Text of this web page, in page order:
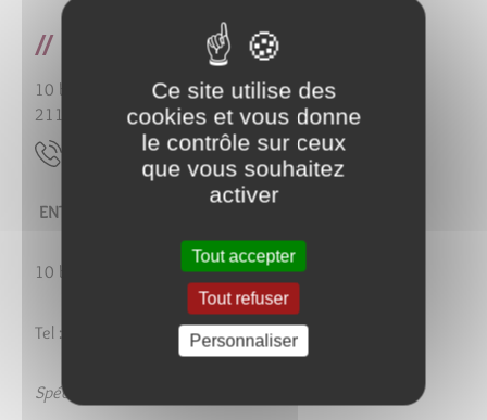
ENTREPRISE de Maçonnerie
10 bis rue Jean Moulin
21150
Pouillenay
85.00.66.70.60
ENTREPRISE PETIT
10 bis rue jean moulin
Tel : 06.07.66.00.58
Spécialités
Ce site utilise des
cookies et vous donne
le contrôle sur ceux
que vous souhaitez
activer
Tout accepter
Tout refuser
Personnaliser